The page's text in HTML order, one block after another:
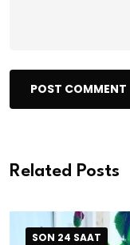
POST COMMENT
Related Posts
SON 24 SAAT